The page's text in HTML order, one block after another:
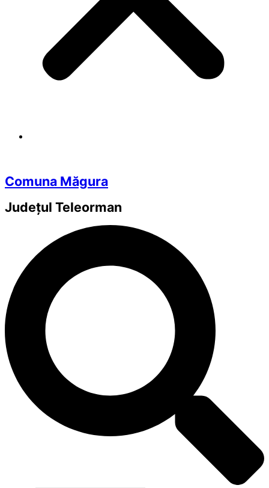
Comuna Măgura
Județul Teleorman